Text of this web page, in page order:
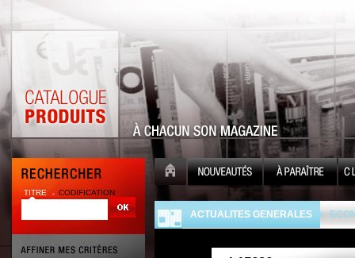
TITRE CODIFICATION
ACTUALITES GENERALES